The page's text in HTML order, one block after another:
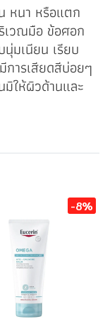
หนา หรือแตก
เวณมือ ข้อศอก
นุ่มเนียน เรียบ
การเสียดสีบ่อยๆ
มิให้ผิวด้านและ
-8%